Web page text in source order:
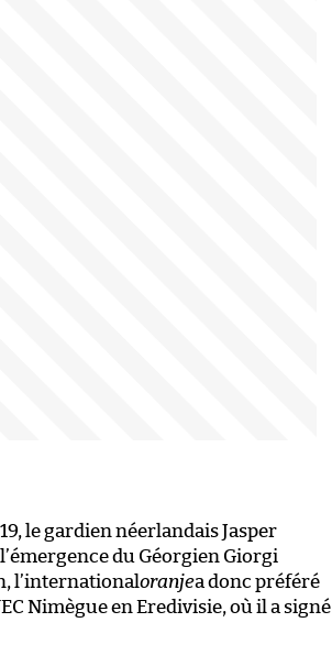
le gardien néerlandais Jasper
du Géorgien Giorgi
l’internationaloranjea donc préféré
Nimègue en Eredivisie, où il a signé